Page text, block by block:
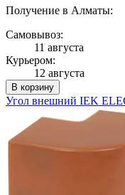
Получение в Алматы:
Самовывоз:
11 августа
Курьером:
12 августа
В корзину
Угол внешний IEK